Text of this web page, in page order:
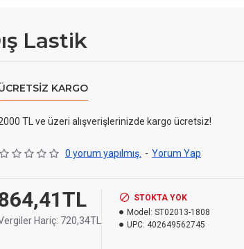
Lastik
KARGO
TL ve üzeri alışverişlerinizde kargo ücretsiz!
0 yorum yapılmış. - Yorum Yap
Hariç: 720,34TL
STOKTA YOK
Model: ST02013-1808
UPC: 402649562745